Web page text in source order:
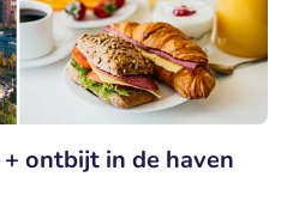
ontbijt in de haven